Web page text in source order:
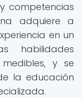
competencias
adquiere a
en un
habilidades
y se
la educación